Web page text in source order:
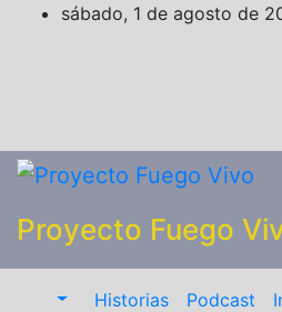
Saltar
sábado, 1 de agosto de
Proyecto Fuego
Historias Podcast